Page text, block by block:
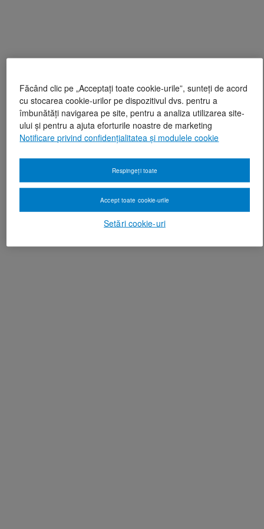
Făcând clic pe „Acceptați toate cookie-urile”, sunteți de acord
cu stocarea cookie-urilor pe dispozitivul dvs. pentru a
îmbunătăți navigarea pe site, pentru a analiza utilizarea site-
ului și pentru a ajuta eforturile noastre de marketing
Notificare privind confidențialitatea și modulele cookie
Setări cookie-uri
Respingeți toate
Accept toate cookie-urile